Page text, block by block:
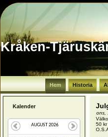
Kråken-
Hem Historia
Kalender
AUGUST 2026
ons,
50 kr